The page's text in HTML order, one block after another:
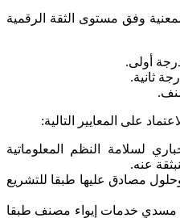
وفق مستوى الثقة الرقمية
أولى.
ثانية.
على المعايير التالية:
لسلامة النظم المعلوماتية
عنه.
مصادق عليها طبقا للتشريع
مسدي خدمات إيواء مصنف طبقا